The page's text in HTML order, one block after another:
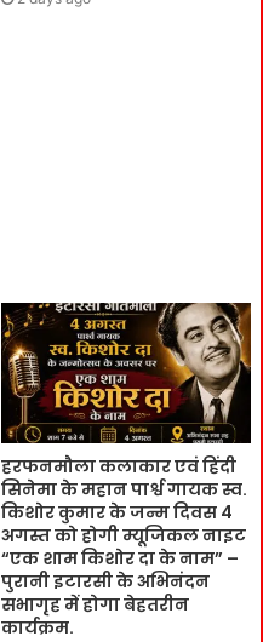
हरफनमौला कलाकार एवं हिंदी
सिनेमा के महान पार्श्व गायक स्व.
किशोर कुमार के जन्म दिवस 4
अगस्त को होगी म्यूजिकल नाइट
“एक शाम किशोर दा के नाम” –
पुरानी इटारसी के अभिनंदन
सभागृह में होगा बेहतरीन
कार्यक्रम.